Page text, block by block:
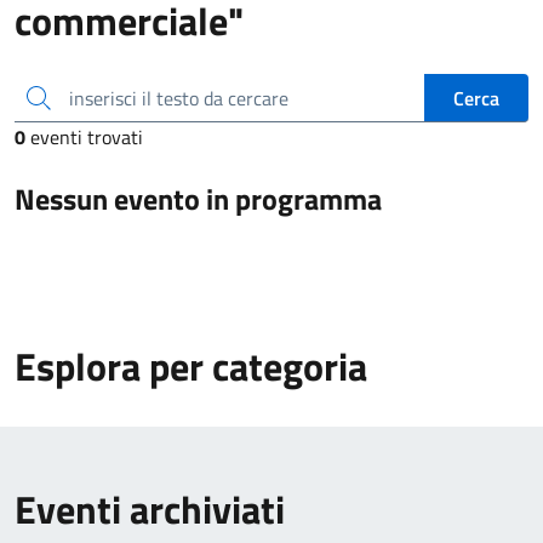
commerciale"
inserisci il testo da cercare
Cerca
0eventi trovati
Nessun evento in programma
Esplora per categoria
Eventi archiviati